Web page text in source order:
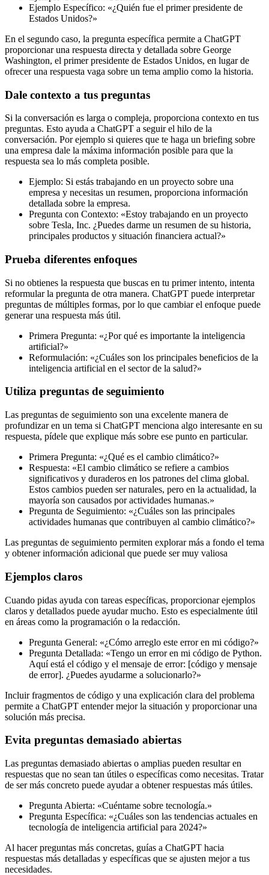
Ejemplo Específico: «¿Quién fue el primer presidente de
Estados Unidos?»
En el segundo caso, la pregunta específica permite a ChatGPT
proporcionar una respuesta directa y detallada sobre George
Washington, el primer presidente de Estados Unidos, en lugar de
ofrecer una respuesta vaga sobre un tema amplio como la historia.
Dale contexto a tus preguntas
Si la conversación es larga o compleja, proporciona contexto en tus
preguntas. Esto ayuda a ChatGPT a seguir el hilo de la
conversación. Por ejemplo si quieres que te haga un briefing sobre
una empresa dale la máxima información posible para que la
respuesta sea lo más completa posible.
Ejemplo: Si estás trabajando en un proyecto sobre una
empresa y necesitas un resumen, proporciona información
detallada sobre la empresa.
Pregunta con Contexto: «Estoy trabajando en un proyecto
sobre Tesla, Inc. ¿Puedes darme un resumen de su historia,
principales productos y situación financiera actual?»
Prueba diferentes enfoques
Si no obtienes la respuesta que buscas en tu primer intento, intenta
reformular la pregunta de otra manera. ChatGPT puede interpretar
preguntas de múltiples formas, por lo que cambiar el enfoque puede
generar una respuesta más útil.
Primera Pregunta: «¿Por qué es importante la inteligencia
artificial?»
Reformulación: «¿Cuáles son los principales beneficios de la
inteligencia artificial en el sector de la salud?»
Utiliza preguntas de seguimiento
Las preguntas de seguimiento son una excelente manera de
profundizar en un tema si ChatGPT menciona algo interesante en su
respuesta, pídele que explique más sobre ese punto en particular.
Primera Pregunta: «¿Qué es el cambio climático?»
Respuesta: «El cambio climático se refiere a cambios
significativos y duraderos en los patrones del clima global.
Estos cambios pueden ser naturales, pero en la actualidad, la
mayoría son causados por actividades humanas.»
Pregunta de Seguimiento: «¿Cuáles son las principales
actividades humanas que contribuyen al cambio climático?»
Las preguntas de seguimiento permiten explorar más a fondo el tema
y obtener información adicional que puede ser muy valiosa
Ejemplos claros
Cuando pidas ayuda con tareas específicas, proporcionar ejemplos
claros y detallados puede ayudar mucho. Esto es especialmente útil
en áreas como la programación o la redacción.
Pregunta General: «¿Cómo arreglo este error en mi código?»
Pregunta Detallada: «Tengo un error en mi código de Python.
Aquí está el código y el mensaje de error: [código y mensaje
de error]. ¿Puedes ayudarme a solucionarlo?»
Incluir fragmentos de código y una explicación clara del problema
permite a ChatGPT entender mejor la situación y proporcionar una
solución más precisa.
Evita preguntas demasiado abiertas
Las preguntas demasiado abiertas o amplias pueden resultar en
respuestas que no sean tan útiles o específicas como necesitas. Tratar
de ser más concreto puede ayudar a obtener respuestas más útiles.
Pregunta Abierta: «Cuéntame sobre tecnología.»
Pregunta Específica: «¿Cuáles son las tendencias actuales en
tecnología de inteligencia artificial para 2024?»
Al hacer preguntas más concretas, guías a ChatGPT hacia
respuestas más detalladas y específicas que se ajusten mejor a tus
necesidades.